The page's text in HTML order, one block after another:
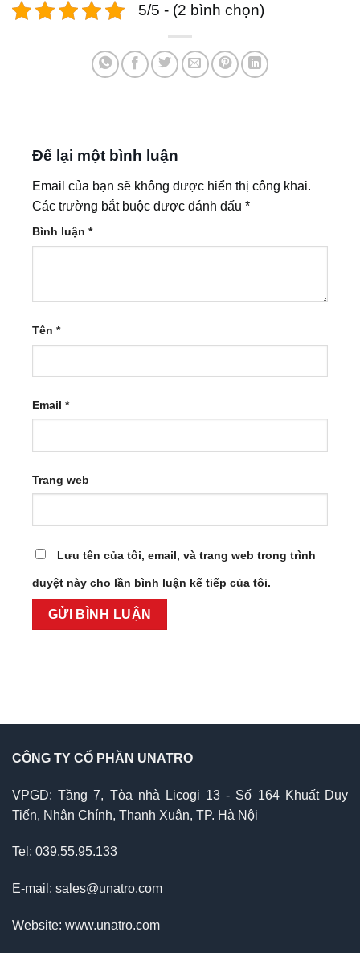
5/5 - (2 bình chọn)
Để lại một bình luận
Email của bạn sẽ không được hiển thị công khai.
Các trường bắt buộc được đánh dấu *
Bình luận *
Tên *
Email *
Trang web
Lưu tên của tôi, email, và trang web trong trình
duyệt này cho lần bình luận kế tiếp của tôi.
CÔNG TY CỔ PHẦN UNATRO
VPGD: Tầng 7, Tòa nhà Licogi 13 - Số 164 Khuất Duy
Tiến, Nhân Chính, Thanh Xuân, TP. Hà Nội
Tel: 039.55.95.133
E-mail: sales@unatro.com
Website: www.unatro.com